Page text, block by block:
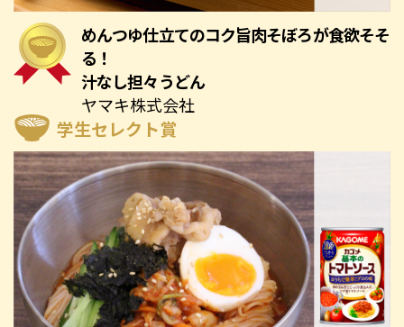
めんつゆ仕立てのコク旨肉そぼろが食欲そそ
る！
汁なし担々うどん
ヤマキ株式会社
学生セレクト賞